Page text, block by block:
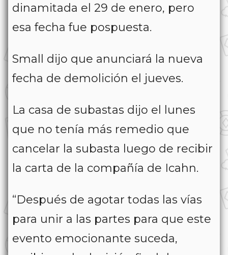
dinamitada el 29 de enero, pero
esa fecha fue pospuesta.
Small dijo que anunciará la nueva
fecha de demolición el jueves.
La casa de subastas dijo el lunes
que no tenía más remedio que
cancelar la subasta luego de recibir
la carta de la compañía de Icahn.
“Después de agotar todas las vías
para unir a las partes para que este
evento emocionante suceda,